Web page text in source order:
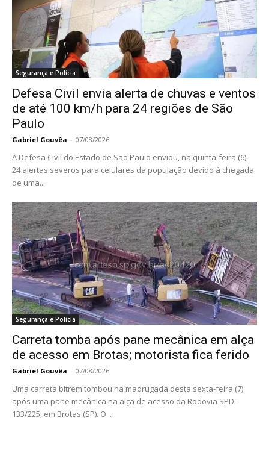
Segurança e Polícia
Defesa Civil envia alerta de chuvas e ventos
de até 100 km/h para 24 regiões de São
Paulo
Gabriel Gouvêa - 07/08/2026
A Defesa Civil do Estado de São Paulo enviou, na quinta-feira (6),
24 alertas severos para celulares da população devido à chegada
de uma...
Segurança e Polícia
Carreta tomba após pane mecânica em alça
de acesso em Brotas; motorista fica ferido
Gabriel Gouvêa - 07/08/2026
Uma carreta bitrem tombou na madrugada desta sexta-feira (7)
após uma pane mecânica na alça de acesso da Rodovia SPD-
133/225, em Brotas (SP). O...